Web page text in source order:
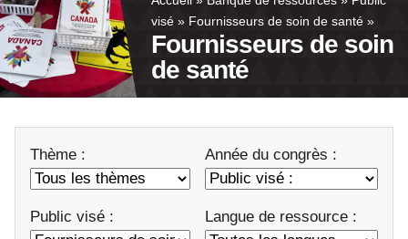
Banque de ressources
Nous joindre
English
visé » Fournisseurs de soin de santé »
Fournisseurs de soin
de santé
Thème : Année du congrès :
Public visé : Langue de ressource :